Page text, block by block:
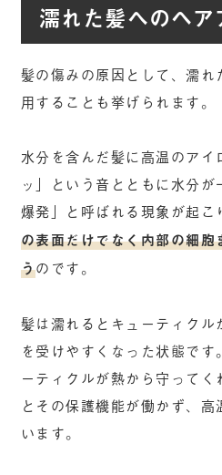
濡れた髪へのヘア
髪の傷みの原因として、濡
用することも挙げられます。
水分を含んだ髪に高温のアイ
ッ」という音とともに水分
爆発」と呼ばれる現象が起
の表面だけでなく内部の細
うのです。
髪は濡れるとキューティクル
を受けやすくなった状態です
ーティクルが熱から守って
とその保護機能が働かず、
います。